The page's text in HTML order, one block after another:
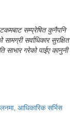
सम्प्रेषित कुनैपनि
सर्वाधिकार सुरक्षित
साभार गरेको पाईए कानुनी
आधिकारिक सर्भिस